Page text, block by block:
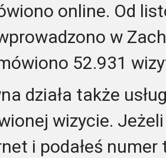
online. Od
w
52.931
działa także
wizycie.
i podałeś